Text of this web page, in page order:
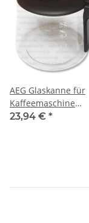
AEG Glaskanne für
Kaffeemaschine
Ersatzkanne
23,94 € *